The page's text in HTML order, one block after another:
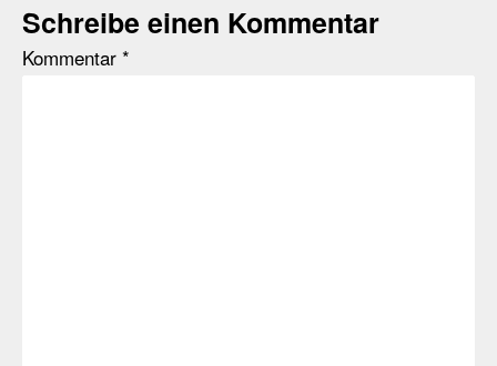
Schreibe einen Kommentar
Kommentar *